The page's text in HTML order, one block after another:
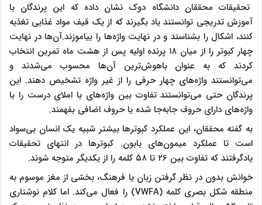
تحقیقات محققان دانشگاه دوک نشان داده که این پرندگان با
آموزش تدریجی توانستند یاد بگیرند که از یک قیف مواد غذایی تغذیه
کنند، اشکال را بشناسند و در نهایت واژه‌ها را بیاموزند.آن‌ها در نهایت
چهار کبوتر را از میان ۱۸ پرنده اولیه پس از هشت ماه تمرین انتخاب
کردند که به عنوان باهوش‌ترین آن‌ها محسوب می‌شدند و
می‌توانستند واژه‌های چهار حرفی را از غیر واژه تشخیص دهند. این
پرندگان حتی می‌توانستند تفاوت بین واژه‌های با املای درست را با
واژه‌های دارای حروف جابه‌جا شده یا حروف اضافی بفهمند.
به گفته محققان،‌ این عملکرد کبوترها بیشتر شبیه یک انسان بی‌سواد
است تا عملکرد میمون‌های بابون. کبوترها در انتهای تحقیقات
یادگرفتند که تفاوت بین ۲۶ تا ۵۸ کلمه را از یکدیگر متوجه شوند.
خوانش بدون در نظر گرفتن زبان یا فرهنگ، بخشی از مغز موسوم به
منطقه شکل بصری کلمه (VWFA) را فعال می‌کند. اما کلام نوشتاری